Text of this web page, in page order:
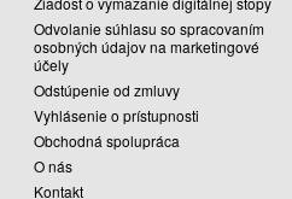
Odvolanie súhlasu so spracovaním
osobných údajov na marketingové
účely
Odstúpenie od zmluvy
Vyhlásenie o prístupnosti
Obchodná spolupráca
O nás
Kontakt